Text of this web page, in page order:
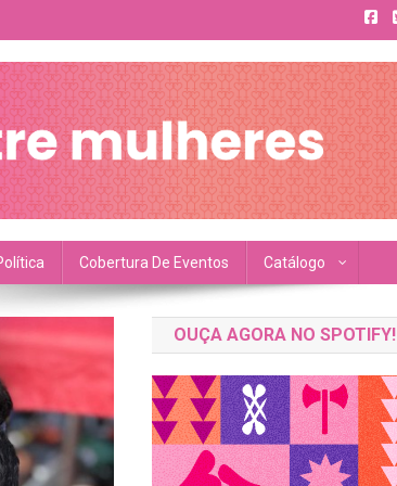
Cobertura De Eventos Catálogo
OUÇA AGORA NO SPOTIFY!